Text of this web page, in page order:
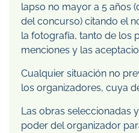
lapso no mayor a 5 años
del concurso) citando el
la fotografía, tanto de los
menciones y las
Cualquier situación no
los organizadores, cuya
Las obras seleccionadas
poder del organizador